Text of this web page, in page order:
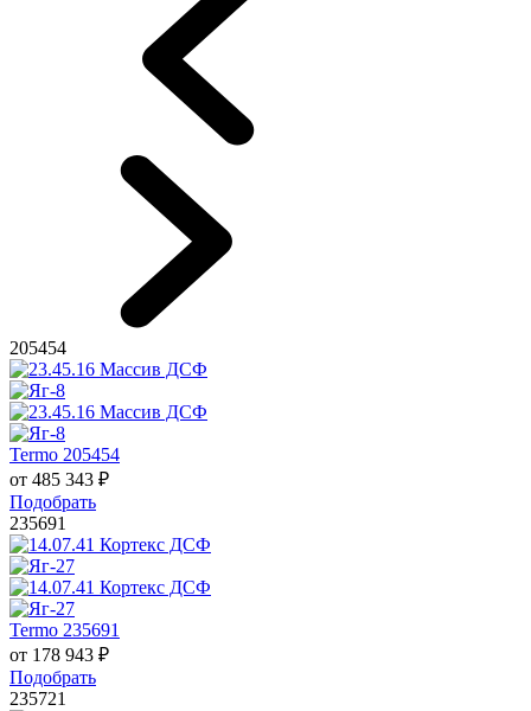
205454
Termo 205454
от 485 343 ₽
Подобрать
235691
Termo 235691
от 178 943 ₽
Подобрать
235721